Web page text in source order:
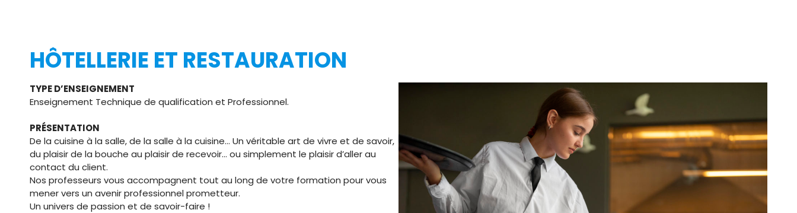
HÔTELLERIE ET RESTAURATION
TYPE D’ENSEIGNEMENT
Enseignement Technique de qualification et Professionnel.
PRÉSENTATION
De la cuisine à la salle, de la salle à la cuisine… Un véritable art de vivre et de savoir,
du plaisir de la bouche au plaisir de recevoir… ou simplement le plaisir d’aller au
contact du client.
Nos professeurs vous accompagnent tout au long de votre formation pour vous
mener vers un avenir professionnel prometteur.
Un univers de passion et de savoir-faire !